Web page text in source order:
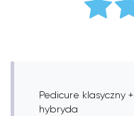
Pedicure klasyczny +
hybryda